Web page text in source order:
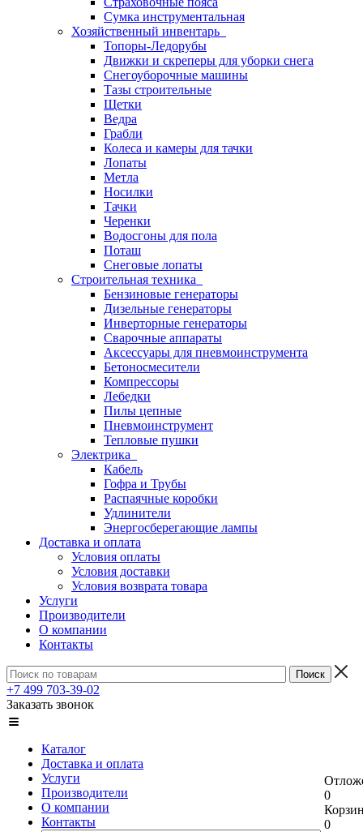
Сумка инструментальная
Хозяйственный инвентарь
Топоры-Ледорубы
Движки и скреперы для уборки снега
Снегоуборочные машины
Тазы строительные
Щетки
Ведра
Грабли
Колеса и камеры для тачки
Лопаты
Метла
Носилки
Тачки
Черенки
Водосгоны для пола
Поташ
Снеговые лопаты
Строительная техника
Бензиновые генераторы
Дизельные генераторы
Инверторные генераторы
Сварочные аппараты
Аксессуары для пневмоинструмента
Бетоносмесители
Компрессоры
Лебедки
Пилы цепные
Пневмоинструмент
Тепловые пушки
Электрика
Кабель
Гофра и Трубы
Распаячные коробки
Удлинители
Энергосберегающие лампы
Доставка и оплата
Условия оплаты
Условия доставки
Условия возврата товара
Услуги
Производители
О компании
Контакты
+7 499 703-39-02
Заказать звонок
Каталог
Доставка и оплата
Услуги
Производители
О компании
Контакты
0
0